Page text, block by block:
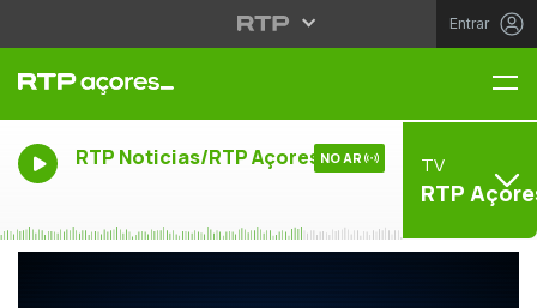
Entrar
RTP Noticias/RTP Açores NO AR TV
RTP